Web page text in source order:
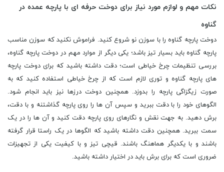
نکات مهم و لوازم مورد نیاز برای دوخت حرفه ای با پارچه عمده در
گناوه
دوخت پارچه گناوه را با سوزن نو شروع کنید. فراموش نکنید که سوزن مناسب
پارچه گناوه باید بسیار تیز باشد؛ یکی دیگر از موارد مهم در دوخت پارچه گناوه،
بررسی تنظیمات چرخ خیاطی است؛ دقت داشته باشید که برای دوخت پارچه
های پارچه گناوه و توری لازم است که از چرخ خیاطی استفاده کنید که به
صورت زیگزاگی پارچه را بدوزد. همچنین دوخت درزها نیز باید انجام شود.
الگوهای خود را با دقت ببرید و سپس آن ها را روی پارچه گذاشتنه و با دقت،
برش دهید. به جهت نقش و نگارهای روی پارچه دقت کنید و آن ها را در یک
سمت ببرید. همچنین دقت داشته باشید که الگوها در یک راستا قرار گرفته
باشند و با یکدیگر هماهنگ باشند. قیچی تیز و با کیفیت یکی از تجهیزات
ضروری است که برای برش باید در اختیار داشته باشید.